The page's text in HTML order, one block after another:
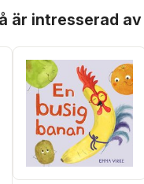
är intresserad av